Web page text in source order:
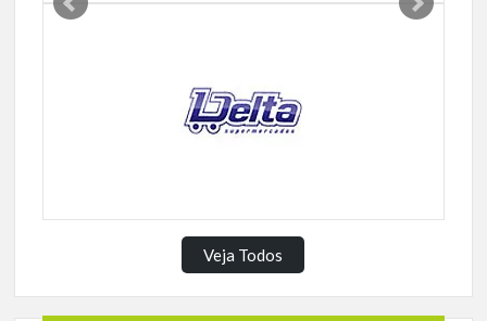
Veja Todos